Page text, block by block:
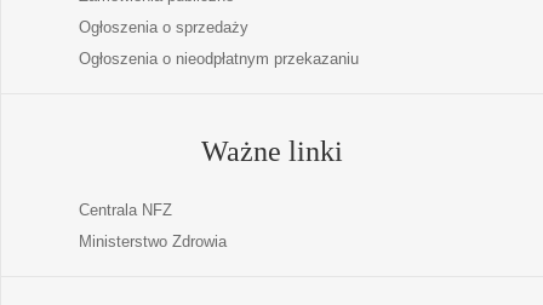
Ogłoszenia o sprzedaży
Ogłoszenia o nieodpłatnym przekazaniu
Ważne linki
Centrala NFZ
Ministerstwo Zdrowia